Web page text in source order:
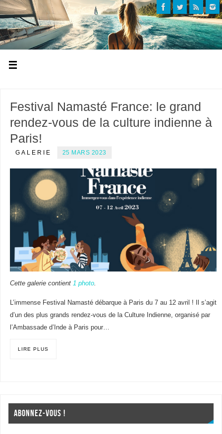
Festival Namasté France: le grand
rendez-vous de la culture indienne à
Paris!
GALERIE 25 MARS 2023
Cette galerie contient 1 photo.
L’immense Festival Namasté débarque à Paris du 7 au 12 avril ! Il s’agit
d’un des plus grands rendez-vous de la Culture Indienne, organisé par
l’Ambassade d’Inde à Paris pour…
LIRE PLUS
ABONNEZ-VOUS !